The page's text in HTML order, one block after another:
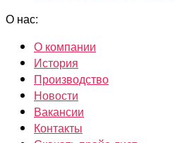
О нас:
О компании
История
Производство
Новости
Вакансии
Контакты